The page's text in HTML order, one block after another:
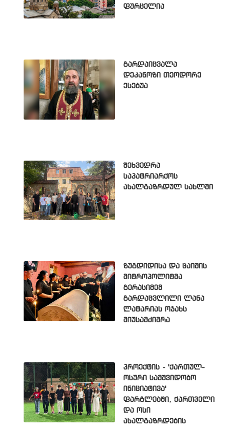
ფურცელია
გარდაიცვალა
დეკანოზი თეოდორე
ესებუა
შეხვედრა
საპატრიარქოს
ახალგაზრდულ სახლში
ზუგდიდისა და ცაიშის
მიტროპოლიტმა
გერასიმემ
გარდაცვლილი ლანა
ლატარიას ოჯახს
მიუსამძიმრა
პროექტის - 'ქართულ-
ოსური სამშვიდობო
ინიციატივა'
ფარგლებში, ქართველი
და ოსი
ახალგაზრდების